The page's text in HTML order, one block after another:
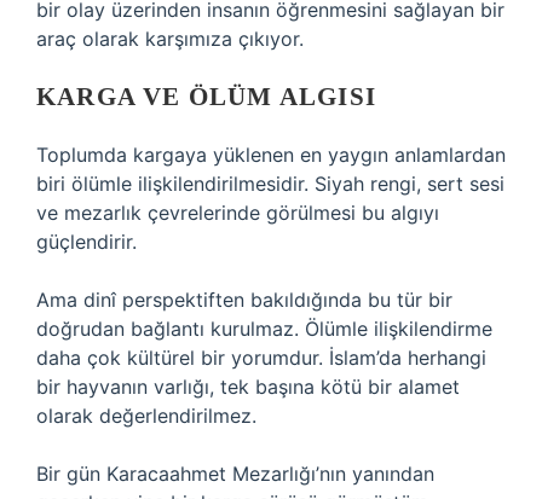
bir olay üzerinden insanın öğrenmesini sağlayan bir
araç olarak karşımıza çıkıyor.
KARGA VE ÖLÜM ALGISI
Toplumda kargaya yüklenen en yaygın anlamlardan
biri ölümle ilişkilendirilmesidir. Siyah rengi, sert sesi
ve mezarlık çevrelerinde görülmesi bu algıyı
güçlendirir.
Ama dinî perspektiften bakıldığında bu tür bir
doğrudan bağlantı kurulmaz. Ölümle ilişkilendirme
daha çok kültürel bir yorumdur. İslam’da herhangi
bir hayvanın varlığı, tek başına kötü bir alamet
olarak değerlendirilmez.
Bir gün Karacaahmet Mezarlığı’nın yanından